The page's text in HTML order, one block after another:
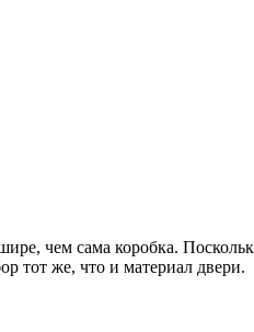
чем сама коробка.
тот же, что и материал двери.